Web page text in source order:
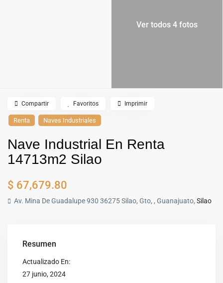
Ver todos 4 fotos
Renta Naves Industriales
Nave Industrial En Renta
14713m2 Silao
$ 67,679.80
Av. Mina De Guadalupe 930 36275 Silao, Gto, , Guanajuato,Silao
Compartir Favoritos Imprimir
Resumen
Actualizado En:
27 junio, 2024